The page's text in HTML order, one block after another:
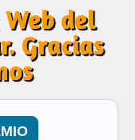
del
Gracias